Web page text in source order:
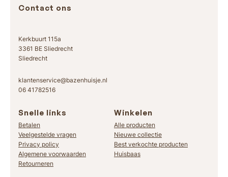
Contact ons
Kerkbuurt 115a
3361 BE Sliedrecht
Sliedrecht
klantenservice@bazenhuisje.nl
06 41782516
Snelle links
Betalen
Veelgestelde vragen
Privacy policy
Algemene voorwaarden
Retourneren
Winkelen
Alle producten
Nieuwe collectie
Best verkochte producten
Huisbaas